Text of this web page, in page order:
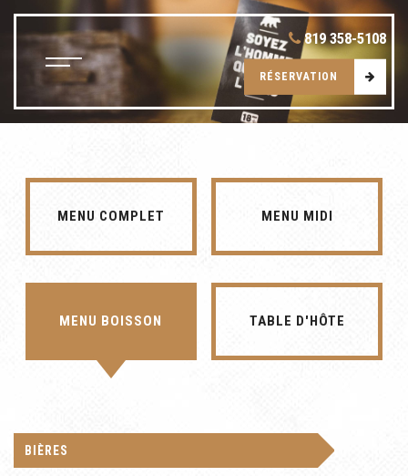
819 358-5108
RÉSERVATION
MENU COMPLET MENU MIDI
MENU BOISSON TABLE D'HÔTE
BIÈRES